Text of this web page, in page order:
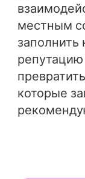
местным
заполнить
которые